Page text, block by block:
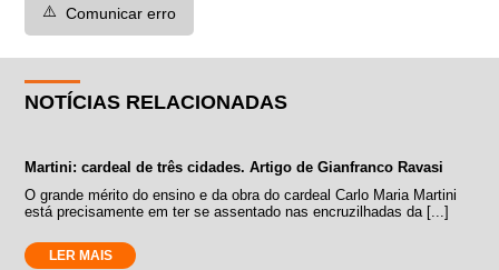
⚠️ Comunicar erro
NOTÍCIAS RELACIONADAS
Martini: cardeal de três cidades. Artigo de Gianfranco Ravasi
O grande mérito do ensino e da obra do cardeal Carlo Maria Martini
está precisamente em ter se assentado nas encruzilhadas da [...]
LER MAIS